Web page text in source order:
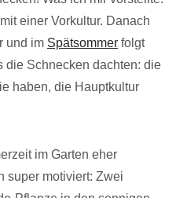
einer Vorkultur. Danach
und im Spätsommer folgt
die Schnecken dachten: die
haben, die Hauptkultur
im Garten eher
super motiviert: Zwei